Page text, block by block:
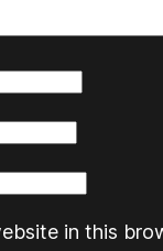
in this